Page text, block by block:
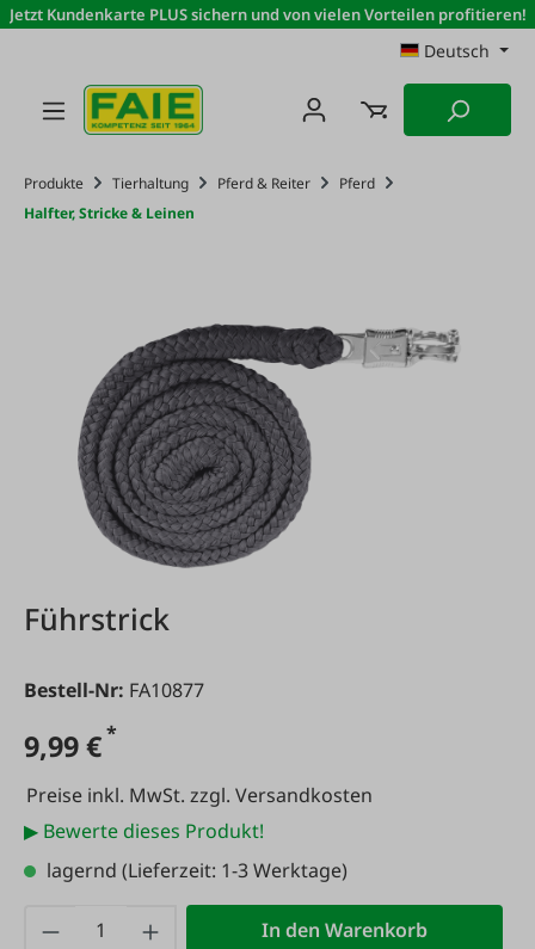
Zum Hauptinhalt springen
Jetzt Kundenkarte PLUS sichern und von vielen Vorteilen profitieren!
Deutsch
Produkte Tierhaltung Pferd & Reiter
Pferd
Halfter, Stricke & Leinen
Führstrick
Bestell-Nr: FA10877
9,99 €*
Preise inkl. MwSt. zzgl. Versandkosten
▶ Bewerte dieses Produkt!
lagernd (Lieferzeit: 1-3 Werktage)
Produkt Anzahl: Gib den gewünschten
In den Warenkorb